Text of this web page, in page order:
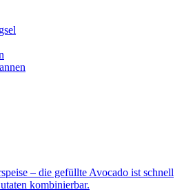
– die gefüllte Avocado ist schnell
kombinierbar.